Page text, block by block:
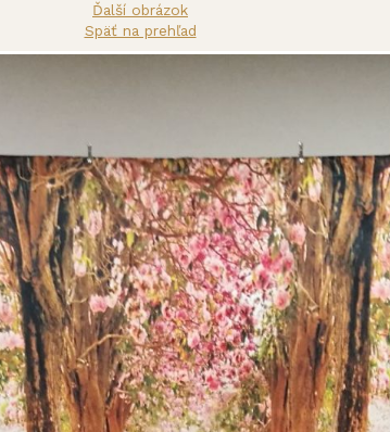
Ďalší obrázok
Späť na prehľad